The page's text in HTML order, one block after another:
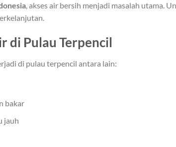
, akses air bersih menjadi masalah utama.
di Pulau Terpencil
di pulau terpencil antara lain:
bakar
jauh